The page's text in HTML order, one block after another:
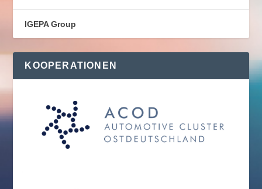
IGEPA Group
KOOPERATIONEN